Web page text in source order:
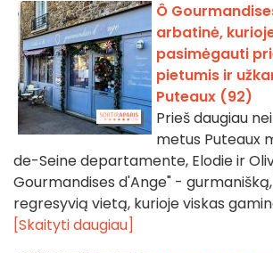
Ô
arbatinė,
pasimėgauti
pietumis ir
Puteaux (92)
Prieš daugiau
metus Puteaux
de-Seine departamente, Elodie ir
Gourmandises d'Ange" -
regresyvią vietą, kurioje viskas
[Skaityti daugiau]